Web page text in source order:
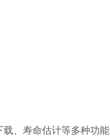
载、寿命估计等多种功能